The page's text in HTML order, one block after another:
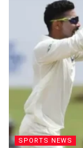
SPORTS NEWS